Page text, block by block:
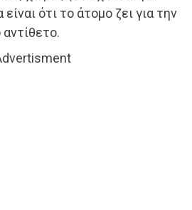
ότι το άτομο ζει για την
αντίθετο.